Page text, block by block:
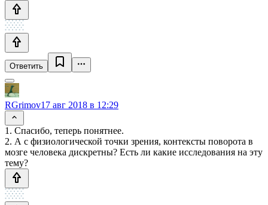
Ответить
RGrimov17 авг 2018 в 12:29
1. Спасибо, теперь понятнее.
2. А с физиологической точки зрения, контексты поворота в
мозге человека дискретны? Есть ли какие исследования на эту
тему?